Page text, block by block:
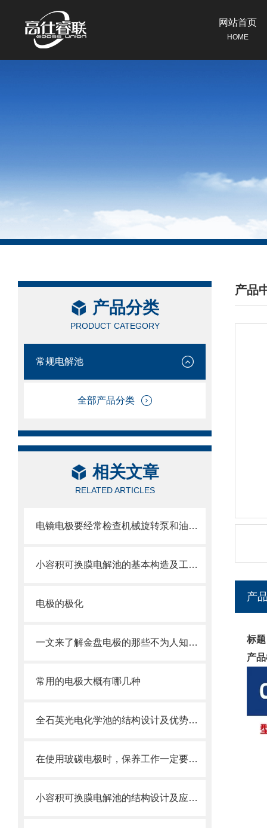
网站首页
HOME
产品分类
PRODUCT CATEGORY
常规电解池
全部产品分类
相关文章
RELATED ARTICLES
电镜电极要经常检查机械旋转泵和油扩散泵的油面
小容积可换膜电解池的基本构造及工作原理
电极的极化
一文来了解金盘电极的那些不为人知的特点
常用的电极大概有哪几种
全石英光电化学池的结构设计及优势体现
在使用玻碳电极时，保养工作一定要做好
小容积可换膜电解池的结构设计及应用领域
产品
/
产
标
产